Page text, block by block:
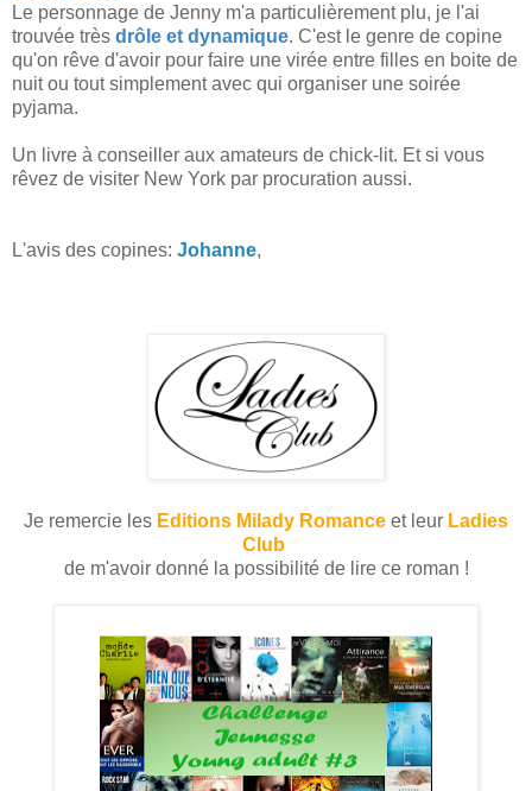
Le personnage de Jenny m'a particulièrement plu, je l'ai
trouvée très drôle et dynamique. C'est le genre de copine
qu'on rêve d'avoir pour faire une virée entre filles en boite de
nuit ou tout simplement avec qui organiser une soirée
pyjama.
Un livre à conseiller aux amateurs de chick-lit. Et si vous
rêvez de visiter New York par procuration aussi.
L'avis des copines: Johanne,
Je remercie les Editions Milady Romance et leur Ladies
Club
de m'avoir donné la possibilité de lire ce roman !